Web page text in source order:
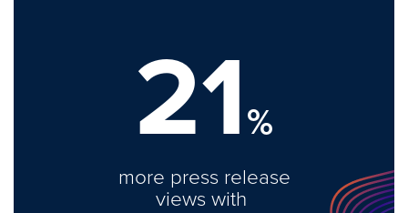
21%
more press release
views with